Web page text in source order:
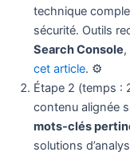
technique
sécurité. Outils
Search Console,
cet article. ⚙️
Étape 2 (temps :
contenu alignée
mots-clés
solutions